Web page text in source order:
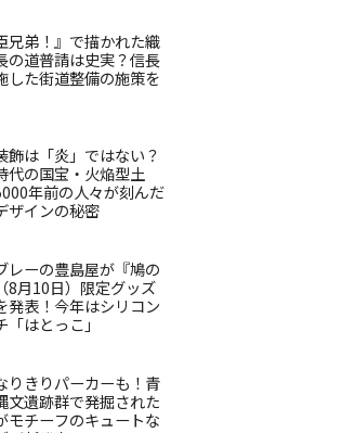
兄弟！』で描かれた織
の道普請は史実？信長
した街道整備の施策を
飾は「炎」ではない？
代の国宝・火焔型土
年前の人々が刻んだ
ザインの秘密
レーの豊島屋が『鳩の
8月10日）限定グッズ
発表！今年はシリコン
「はとっこ」
りきりパーカーも！青
文遺跡群で発掘された
モチーフのキュートな